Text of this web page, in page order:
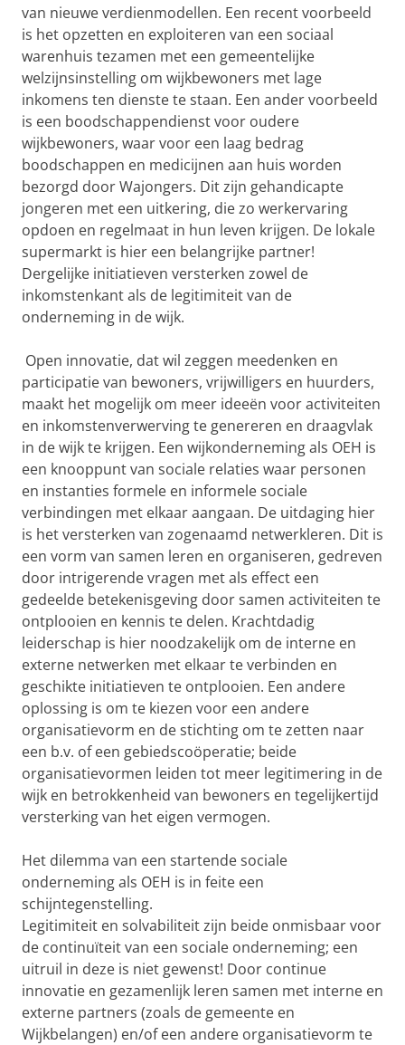
van nieuwe verdienmodellen. Een recent voorbeeld
is het opzetten en exploiteren van een sociaal
warenhuis tezamen met een gemeentelijke
welzijnsinstelling om wijkbewoners met lage
inkomens ten dienste te staan. Een ander voorbeeld
is een boodschappendienst voor oudere
wijkbewoners, waar voor een laag bedrag
boodschappen en medicijnen aan huis worden
bezorgd door Wajongers. Dit zijn gehandicapte
jongeren met een uitkering, die zo werkervaring
opdoen en regelmaat in hun leven krijgen. De lokale
supermarkt is hier een belangrijke partner!
Dergelijke initiatieven versterken zowel de
inkomstenkant als de legitimiteit van de
onderneming in de wijk.
Open innovatie, dat wil zeggen meedenken en
participatie van bewoners, vrijwilligers en huurders,
maakt het mogelijk om meer ideeën voor activiteiten
en inkomstenverwerving te genereren en draagvlak
in de wijk te krijgen. Een wijkonderneming als OEH is
een knooppunt van sociale relaties waar personen
en instanties formele en informele sociale
verbindingen met elkaar aangaan. De uitdaging hier
is het versterken van zogenaamd netwerkleren. Dit is
een vorm van samen leren en organiseren, gedreven
door intrigerende vragen met als effect een
gedeelde betekenisgeving door samen activiteiten te
ontplooien en kennis te delen. Krachtdadig
leiderschap is hier noodzakelijk om de interne en
externe netwerken met elkaar te verbinden en
geschikte initiatieven te ontplooien. Een andere
oplossing is om te kiezen voor een andere
organisatievorm en de stichting om te zetten naar
een b.v. of een gebiedscoöperatie; beide
organisatievormen leiden tot meer legitimering in de
wijk en betrokkenheid van bewoners en tegelijkertijd
versterking van het eigen vermogen.
Het dilemma van een startende sociale
onderneming als OEH is in feite een
schijntegenstelling.
Legitimiteit en solvabiliteit zijn beide onmisbaar voor
de continuïteit van een sociale onderneming; een
uitruil in deze is niet gewenst! Door continue
innovatie en gezamenlijk leren samen met interne en
externe partners (zoals de gemeente en
Wijkbelangen) en/of een andere organisatievorm te